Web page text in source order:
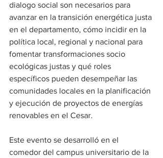
dialogo social son necesarios para
avanzar en la transición energética justa
en el departamento, cómo incidir en la
política local, regional y nacional para
fomentar transformaciones socio
ecológicas justas y qué roles
específicos pueden desempeñar las
comunidades locales en la planificación
y ejecución de proyectos de energías
renovables en el Cesar.
Este evento se desarrolló en el
comedor del campus universitario de la